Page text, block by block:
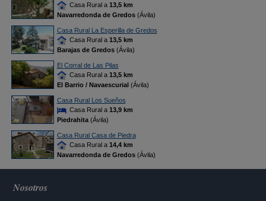
Casa Rural a 13,5 km
Navarredonda de Gredos(Ávila)
Casa Rural La Esperilla de Gredos
Casa Rural a 13,5 km
Barajas de Gredos(Ávila)
El Corral de Las Pilas
Casa Rural a 13,5 km
El Barrio / Navaescurial(Ávila)
Casa Rural Los Sueños
Casa Rural a 13,9 km
Piedrahita(Ávila)
Casa Rural Casa de Piedra
Casa Rural a 14,4 km
Navarredonda de Gredos(Ávila)
Nosotros